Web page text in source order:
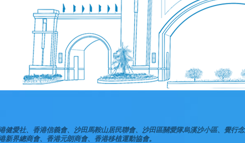
健愛社、香港信義會、沙田馬鞍山居民聯會、沙田區關愛隊烏溪沙小區、覺行
界總商會、香港元朗商會、香港移植運動協會。